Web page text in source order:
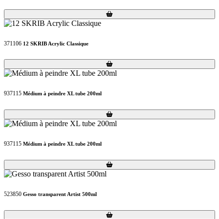
Loading...
Loading...
371106 12 SKRIB Acrylic Classique
Loading...
Loading...
937115 Médium à peindre XL tube 200ml
Loading...
Loading...
937115 Médium à peindre XL tube 200ml
Loading...
Loading...
523850 Gesso transparent Artist 500ml
Loading...
Loading...